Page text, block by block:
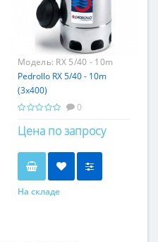
Модель: RX 5/40 - 10m
(3x400)
Pedrollo RX 5/40 - 10m
(3x400)
0
Цена по запросу
На складе